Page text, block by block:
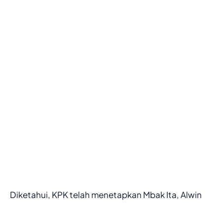
Diketahui, KPK telah menetapkan Mbak Ita, Alwin